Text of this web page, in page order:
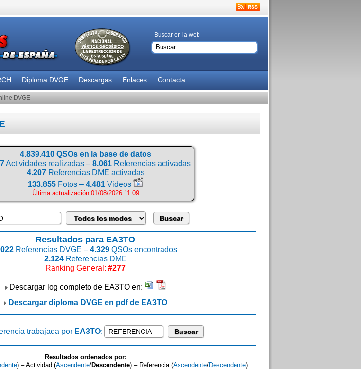
Buscar en la web
Diploma DVGE Descargas Enlaces Contacta
DVGE
4.839.410 QSOs en la base de datos
Actividades realizadas – 8.061Referencias activadas
4.207Referencias DME activadas
133.855 Fotos – 4.481 Videos
Última actualización 01/08/2026 11:09
Resultados para EA3TO
Referencias DVGE – 4.329QSOs encontrados
2.124Referencias DME
Ranking General: #277
Descargar log completo de EA3TO en:
Descargar diploma DVGE en pdf de EA3TO
trabajada por EA3TO:
Resultados ordenados por:
) – Actividad (Ascendente/Descendente) – Referencia (Ascendente/Descendente)